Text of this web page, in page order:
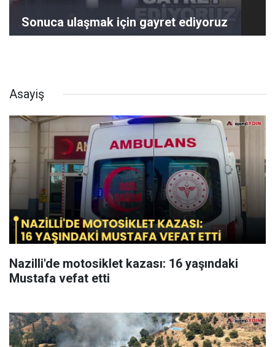
Sonuca ulaşmak için gayret ediyoruz
Asayiş
Nazilli'de motosiklet kazası: 16 yaşındaki
Mustafa vefat etti